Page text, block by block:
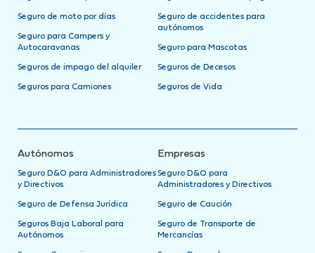
Seguro de moto por días
Seguro para Campers y
Autocaravanas
Seguros de impago del alquiler
Seguros para Camiones
Seguro de accidentes para
autónomos
Seguro para Mascotas
Seguros de Decesos
Seguros de Vida
Autónomos
Seguro D&O para Administradores
y Directivos
Seguro de Defensa Jurídica
Seguros Baja Laboral para
Autónomos
Empresas
Seguro D&O para
Administradores y Directivos
Seguro de Caución
Seguro de Transporte de
Mercancías